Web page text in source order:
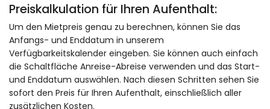
von Gro :
(Originaltext)
Large well appointed property, lovely garden and pool area,
plenty of shaded areas for relaxing and dining.
(Übersetzt von Google)
Großes, gut ausgestattetes Anwesen, schöner Garten und
Poolbereich, viele schattige Bereiche zum Entspannen und
Essen.
Preiskalkulation für Ihren Aufenthalt:
Um den Mietpreis genau zu berechnen, können Sie das
Anfangs- und Enddatum in unserem
Verfügbarkeitskalender eingeben. Sie können auch einfach
die Schaltfläche Anreise-Abreise verwenden und das Start-
und Enddatum auswählen. Nach diesen Schritten sehen Sie
sofort den Preis für Ihren Aufenthalt, einschließlich aller
zusätzlichen Kosten.